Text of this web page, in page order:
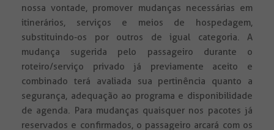
nossa vontade, promover mudanças necessárias em
itinerários, serviços e meios de hospedagem,
substituindo-os por outros de igual categoria. A
mudança sugerida pelo passageiro durante o
roteiro/serviço privado já previamente aceito e
combinado terá avaliada sua pertinência quanto a
segurança, adequação ao programa e disponibilidade
de agenda. Para mudanças quaisquer nos pacotes já
reservados e confirmados, o passageiro arcará com os